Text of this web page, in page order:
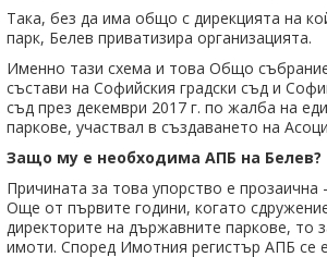
Така, без да има общо с дирекцията на
парк, Белев приватизира организацията.
Именно тази схема и това Общо
състави на Софийския градски съд и
съд през декември 2017 г. по жалба на
паркове, участвал в създаването на
Защо му е необходима АПБ на Белев?
Причината за това упорство е прозаична
Още от първите години, когато
директорите на държавните паркове, то
имоти. Според Имотния регистър АПБ се